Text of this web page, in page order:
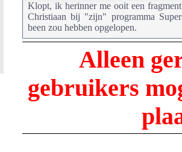
Klopt, ik herinner me ooit een
Christiaan bij "zijn" programma
been zou hebben opgelopen.
Alleen
gebruikers